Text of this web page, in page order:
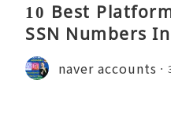
10 Best
SSN Numbers
naver accounts